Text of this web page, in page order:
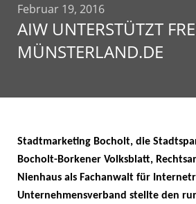
Februar 19, 2016
AIW UNTERSTÜTZT
MÜNSTERLAND.DE
Stadtmarketing Bocholt, die
Bocholt-Borkener Volksblatt,
Nienhaus als Fachanwalt für
Unternehmensverband stellte den